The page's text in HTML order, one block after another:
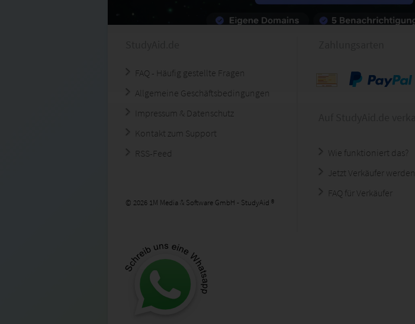
FAQ - Häufig gestellte Fragen
Allgemeine Geschäftsbedingungen
Impressum & Datenschutz
Kontakt zum Support
RSS-Feed
© 2026 1M Media & Software GmbH - StudyAid ®
Wie funktioniert das?
Jetzt Verkäufer werden
FAQ für Verkäufer